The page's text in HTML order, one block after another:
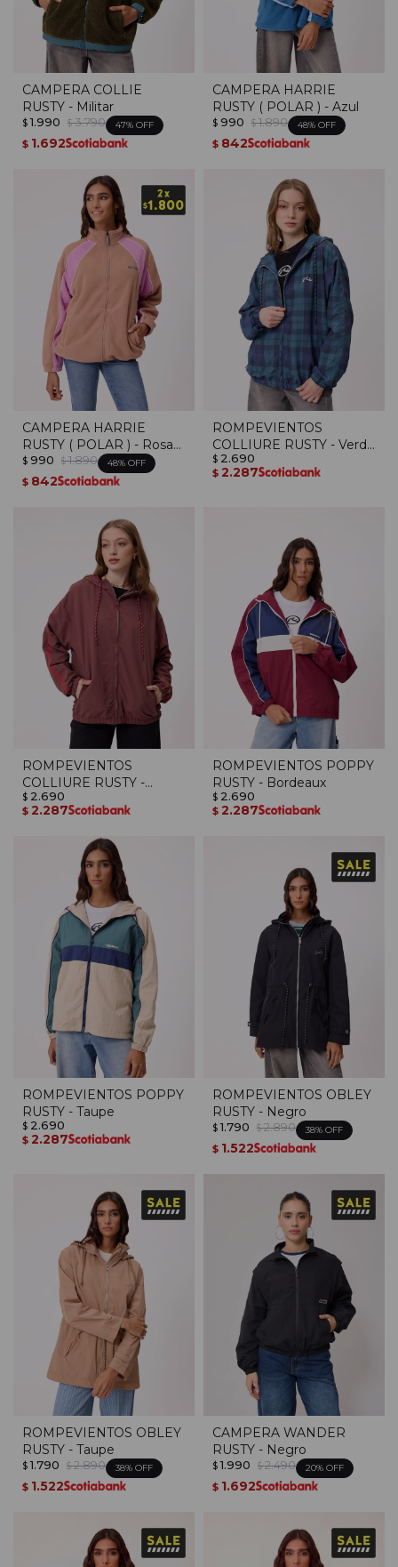
CAMPERA COLLIE
RUSTY - Militar
$ 1.990 $ 3.790 47
$ 1.692
CAMPERA HARRIE
RUSTY ( POLAR ) - Azul
$ 990 $ 1.890 48
$ 842
CAMPERA HARRIE
RUSTY ( POLAR ) - Rosa
Viejo
$ 990 $ 1.890 48
$ 842
ROMPEVIENTOS
COLLIURE RUSTY - Verde
Oscuro
$ 2.690
$ 2.287
ROMPEVIENTOS
COLLIURE RUSTY -
Cocoa
$ 2.690
$ 2.287
ROMPEVIENTOS POPPY
RUSTY - Bordeaux
$ 2.690
$ 2.287
ROMPEVIENTOS POPPY
RUSTY - Taupe
$ 2.690
$ 2.287
ROMPEVIENTOS OBLEY
RUSTY - Negro
$ 1.790 $ 2.890 38
$ 1.522
ROMPEVIENTOS OBLEY
RUSTY - Taupe
$ 1.790 $ 2.890 38
$ 1.522
CAMPERA WANDER
RUSTY - Negro
$ 1.990 $ 2.490 20
$ 1.692